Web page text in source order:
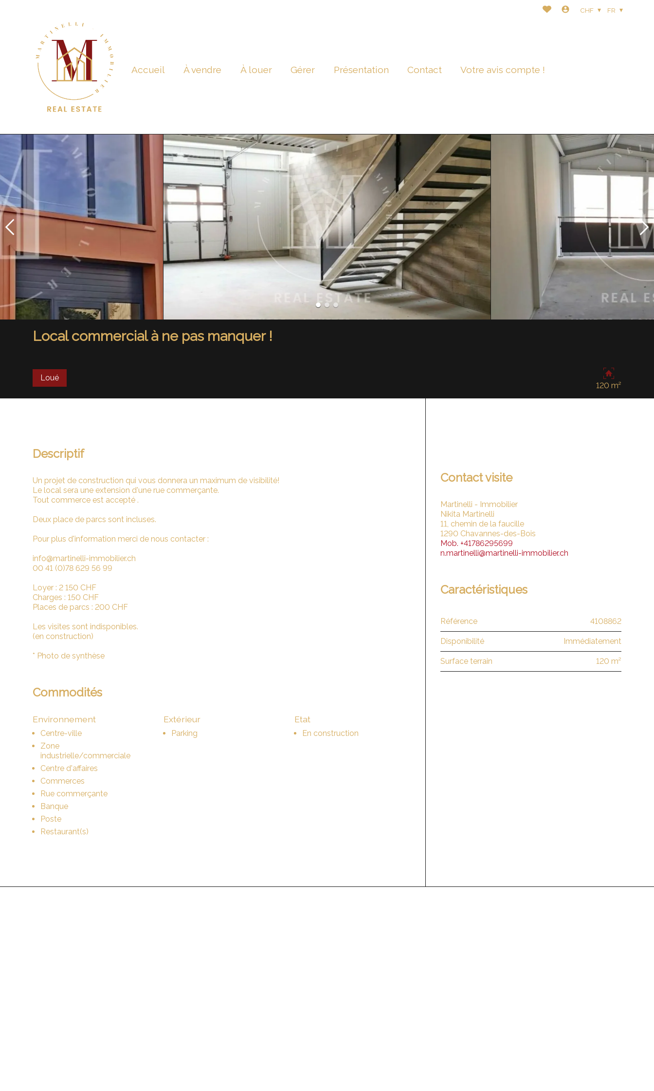
Accueil À vendre À louer Gérer Présentation Contact Votre avis compte !
CHF FR
Local commercial à ne pas manquer !
Loué
120 m²
Descriptif
Un projet de construction qui vous donnera un maximum de visibilité!
Le local sera une extension d'une rue commerçante.
Tout commerce est accepté .
Deux place de parcs sont incluses.
Pour plus d'information merci de nous contacter :
info@martinelli-immobilier.ch
00 41 (0)78 629 56 99
Loyer : 2 150 CHF
Charges : 150 CHF
Places de parcs : 200 CHF
Les visites sont indisponibles.
(en construction)
* Photo de synthèse
Commodités
Environnement
Centre-ville
Zone
industrielle/commerciale
Centre d'affaires
Commerces
Rue commerçante
Banque
Poste
Restaurant(s)
Extérieur
Parking
Etat
En construction
Contact visite
Martinelli - Immobilier
Nikita Martinelli
11, chemin de la faucille
1290 Chavannes-des-Bois
Mob. +41786295699
n.martinelli@martinelli-immobilier.ch
Caractéristiques
Référence 4108862
Disponibilité Immédiatement
Surface terrain 120 m²